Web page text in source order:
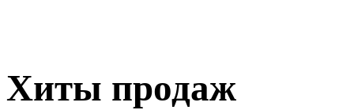
Хиты продаж